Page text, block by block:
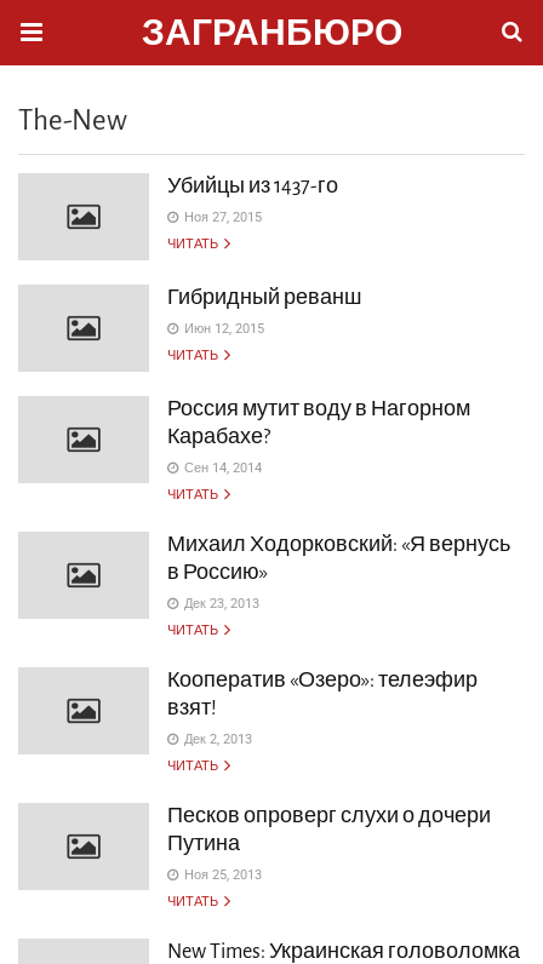
ЗАГРАНБЮРО
The-New
Убийцы из 1437-го
Ноя 27, 2015
ЧИТАТЬ
Гибридный реванш
Июн 12, 2015
ЧИТАТЬ
Россия мутит воду в Нагорном
Карабахе?
Сен 14, 2014
ЧИТАТЬ
Михаил Ходорковский: «Я вернусь
в Россию»
Дек 23, 2013
ЧИТАТЬ
Кооператив «Озеро»: телеэфир
взят!
Дек 2, 2013
ЧИТАТЬ
Песков опроверг слухи о дочери
Путина
Ноя 25, 2013
ЧИТАТЬ
New Times: Украинская головоломка